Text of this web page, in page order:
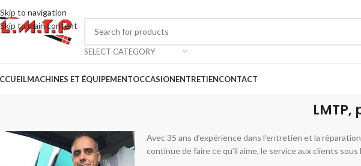
Skip to navigation
Skip to main content
SELECT CATEGORY
MACHINES ET ÉQUIPEMENTOCCASIONENTRETIENCONTACT
Avec 35 ans d’expérience dans l’entretien et la
continue de faire ce qu’il aime, le service aux clients sous